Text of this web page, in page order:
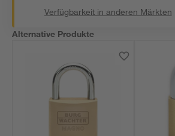
Verfügbarkeit in anderen Märkten
Alternative Produkte